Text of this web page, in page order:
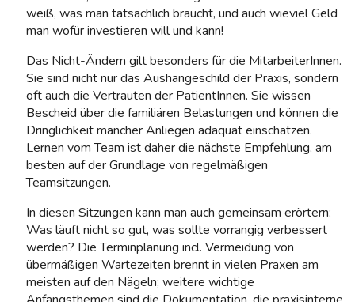
weiß, was man tatsächlich braucht, und auch wieviel Geld
man wofür investieren will und kann!
Das Nicht-Ändern gilt besonders für die MitarbeiterInnen.
Sie sind nicht nur das Aushängeschild der Praxis, sondern
oft auch die Vertrauten der PatientInnen. Sie wissen
Bescheid über die familiären Belastungen und können die
Dringlichkeit mancher Anliegen adäquat einschätzen.
Lernen vom Team ist daher die nächste Empfehlung, am
besten auf der Grundlage von regelmäßigen
Teamsitzungen.
In diesen Sitzungen kann man auch gemeinsam erörtern:
Was läuft nicht so gut, was sollte vorrangig verbessert
werden? Die Terminplanung incl. Vermeidung von
übermäßigen Wartezeiten brennt in vielen Praxen am
meisten auf den Nägeln; weitere wichtige